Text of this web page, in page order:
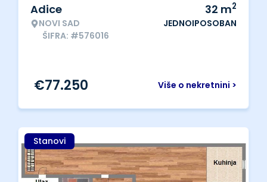
Adice
NOVI SAD
ŠIFRA: #576016
32 m2
JEDNOIPOSOBAN
Više o nekretnini >
€77.250
Stanovi